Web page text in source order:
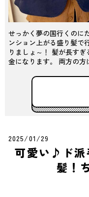
せっかく夢の国行くのに
ンション上がる盛り髪
りましょ～！ 髪が長す
金になります。 両方の
2025/01/29
可愛い♪ド派
髪！